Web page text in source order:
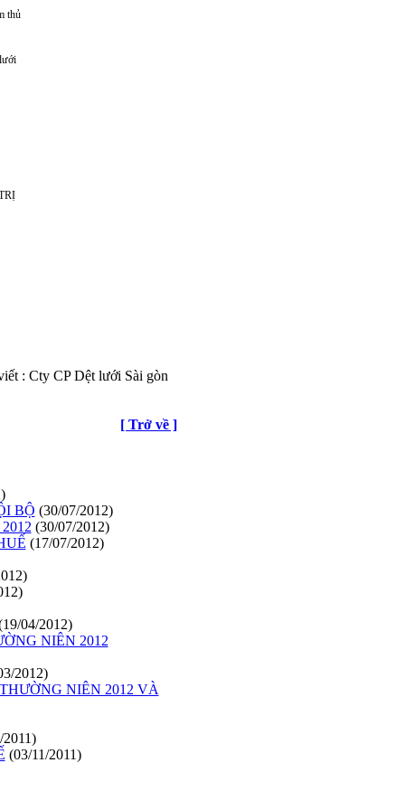
thủ
: Cty CP Dệt lưới Sài gòn
[ Trở về ]
BỘ (30/07/2012)
(30/07/2012)
(17/07/2012)
04/2012)
NIÊN 2012
2012)
NIÊN 2012 VÀ
(03/11/2011)